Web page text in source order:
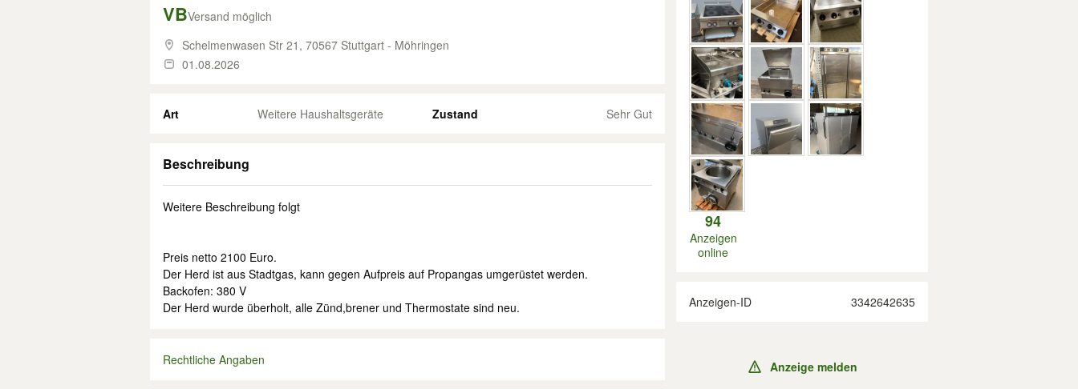
VBVersand möglich
Schelmenwasen Str 21, 70567 Stuttgart - Möhringen
01.08.2026
Art Weitere Haushaltsgeräte Zustand Sehr Gut
Beschreibung
Weitere Beschreibung folgt
Preis netto 2100 Euro.
Der Herd ist aus Stadtgas, kann gegen Aufpreis auf Propangas umgerüstet werden.
Backofen: 380 V
Der Herd wurde überholt, alle Zünd,brener und Thermostate sind neu.
Rechtliche Angaben
94
Anzeigen
online
Anzeigen-ID 3342642635
Anzeige melden